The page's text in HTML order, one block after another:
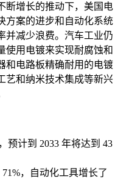
断增长的推动下，美国电
方案的进步和自动化系统
并减少浪费。汽车工业仍
使用电镀来实现耐腐蚀和
和电路板精确耐用的电镀
艺和纳米技术集成等新兴
预计到 2033 年将达到 43
，自动化工具增长了